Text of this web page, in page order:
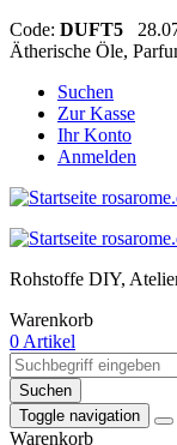
Code: DUFT5
Ätherische Öle,
Suchen
Zur Kasse
Ihr Konto
Anmelden
Rohstoffe DIY,
Warenkorb
0 Artikel
Suchen
Toggle navigation
Warenkorb